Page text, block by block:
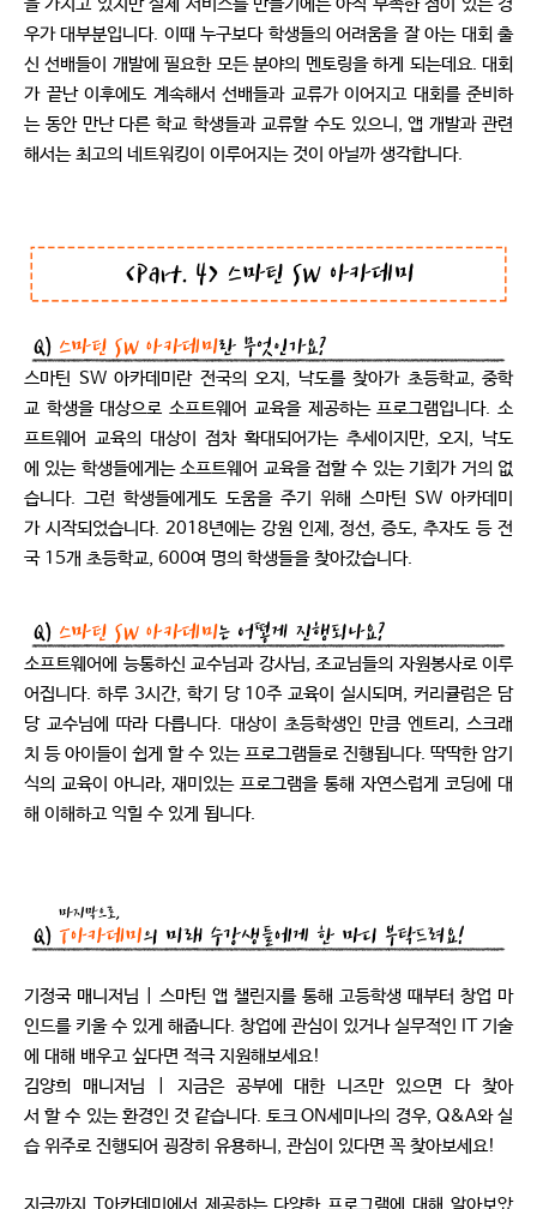
을 가지고 있지만 실제 서비스를 만들기에는 아직 부족한 점이 있는 경
우가 대부분입니다. 이때 누구보다 학생들의 어려움을 잘 아는 대회 출
신 선배들이 개발에 필요한 모든 분야의 멘토링을 하게 되는데요. 대회
가 끝난 이후에도 계속해서 선배들과 교류가 이어지고 대회를 준비하
는 동안 만난 다른 학교 학생들과 교류할 수도 있으니, 앱 개발과 관련
해서는 최고의 네트워킹이 이루어지는 것이 아닐까 생각합니다.
스마틴 SW 아카데미란 전국의 오지, 낙도를 찾아가 초등학교, 중학
교 학생을 대상으로 소프트웨어 교육을 제공하는 프로그램입니다. 소
프트웨어 교육의 대상이 점차 확대되어가는 추세이지만, 오지, 낙도
에 있는 학생들에게는 소프트웨어 교육을 접할 수 있는 기회가 거의 없
습니다. 그런 학생들에게도 도움을 주기 위해 스마틴 SW 아카데미
가 시작되었습니다. 2018년에는 강원 인제, 정선, 증도, 추자도 등 전
국 15개 초등학교, 600여 명의 학생들을 찾아갔습니다.
소프트웨어에 능통하신 교수님과 강사님, 조교님들의 자원봉사로 이루
어집니다. 하루 3시간, 학기 당 10주 교육이 실시되며, 커리큘럼은 담
당 교수님에 따라 다릅니다. 대상이 초등학생인 만큼 엔트리, 스크래
치 등 아이들이 쉽게 할 수 있는 프로그램들로 진행됩니다. 딱딱한 암기
식의 교육이 아니라, 재미있는 프로그램을 통해 자연스럽게 코딩에 대
해 이해하고 익힐 수 있게 됩니다.
기정국 매니저님 | 스마틴 앱 챌린지를 통해 고등학생 때부터 창업 마
인드를 키울 수 있게 해줍니다. 창업에 관심이 있거나 실무적인 IT 기술
에 대해 배우고 싶다면 적극 지원해보세요!
김양희 매니저님 | 지금은 공부에 대한 니즈만 있으면 다 찾아
서 할 수 있는 환경인 것 같습니다. 토크 ON세미나의 경우, Q&A와 실
습 위주로 진행되어 굉장히 유용하니, 관심이 있다면 꼭 찾아보세요!